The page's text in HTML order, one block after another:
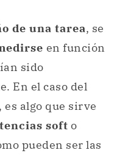
de una tarea, se
en función
sido
En el caso del
, es algo que sirve
soft o
pueden ser las